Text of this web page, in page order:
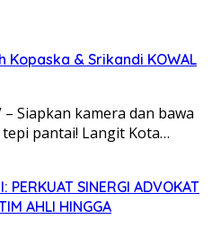
Kopaska & Srikandi KOWAL
– Siapkan kamera dan bawa
pantai! Langit Kota…
PERKUAT SINERGI ADVOKAT
AHLI HINGGA